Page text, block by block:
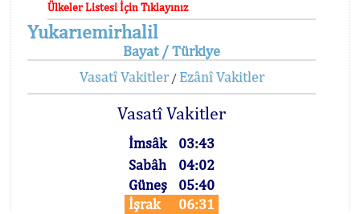
Ülkeler Listesi İçin Tıklayınız
Yukarıemirhalil
Bayat / Türkiye
Vasatî Vakitler/ Ezânî Vakitler
Vasatî Vakitler
İmsâk
03:43
Sabâh
04:02
Güneş
05:40
İşrak
06:31